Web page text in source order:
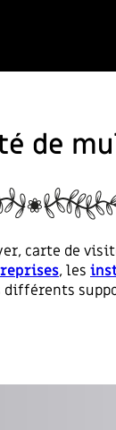
de
carte de
, les
différents